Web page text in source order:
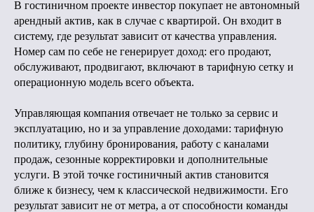
В гостиничном проекте инвестор покупает не автономный
арендный актив, как в случае с квартирой. Он входит в
систему, где результат зависит от качества управления.
Номер сам по себе не генерирует доход: его продают,
обслуживают, продвигают, включают в тарифную сетку и
операционную модель всего объекта.
Управляющая компания отвечает не только за сервис и
эксплуатацию, но и за управление доходами: тарифную
политику, глубину бронирования, работу с каналами
продаж, сезонные корректировки и дополнительные
услуги. В этой точке гостиничный актив становится
ближе к бизнесу, чем к классической недвижимости. Его
результат зависит не от метра, а от способности команды